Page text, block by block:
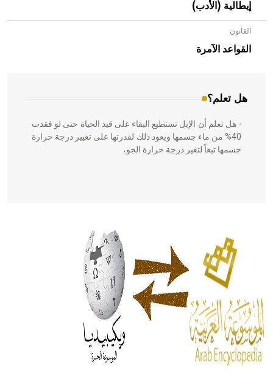
إيطالية (الأدب)
القانون
القواعد الآمرة
هل تعلم؟
- هل تعلم أن الأبلق نوع من الفنون الهندسية التي ارتبطت
بالعمارة الإسلامية في بلاد الشام ومصر خاصة، حيث يحرص
المعمار على بناء مداميكه وخاصة في الواجهات
- هل تعلم أن الإبل تستطيع البقاء على قيد الحياة حتى لو فقدت
40% من ماء جسمها ويعود ذلك لقدرتها على تغيير درجة حرارة
جسمها تبعاً لتغير درجة حرارة الجو،
الحكم، الأدلة، تنظيم التغذية، ورسالته في جروح الرأس. ويعود
له الفضل بأنه حرر الطب من الدين والفلسفة.
- هل تعلم أن المرجان إفراز حيواني يتكون في البحر ويتركب
من مادة كربونات الكلسيوم، وهو أحمر أو شديد الحمرة وهو
أجود أنواعه، ويمتاز بكبر الحجم ويسمى الش